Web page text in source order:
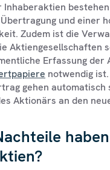
Inhaberaktien
und einer
Zudem ist die
Aktiengesellschaften
Erfassung der
notwendig
gehen automatisch
Aktionärs an den
haben